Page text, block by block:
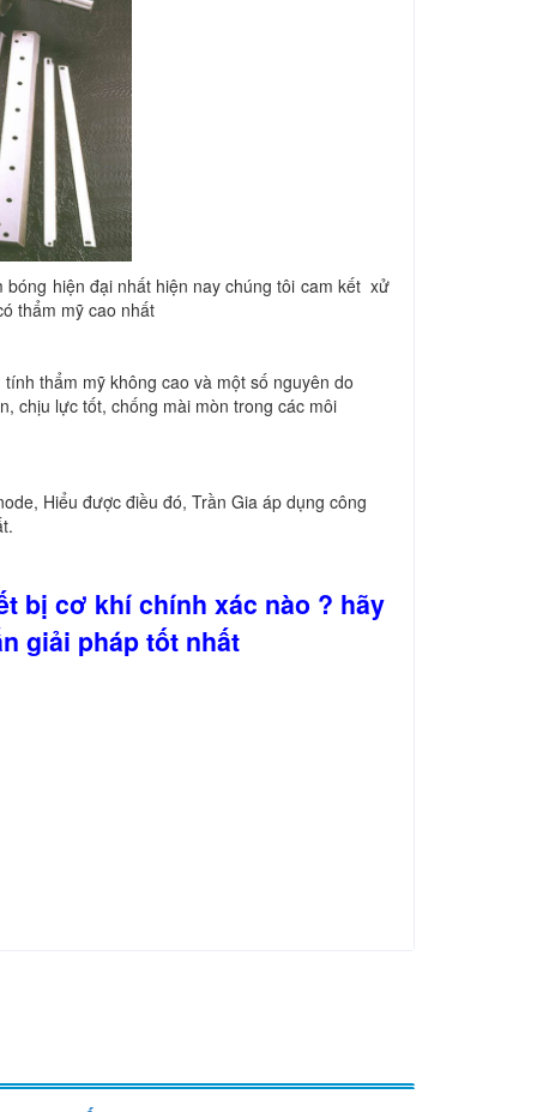
hiện đại nhất hiện nay chúng tôi cam kết xử
thẩm mỹ cao nhất
thẩm mỹ không cao và một số nguyên do
chịu lực tốt, chống mài mòn trong các môi
Hiểu được điều đó, Trần Gia áp dụng công
bị cơ khí chính xác nào ? hãy
giải pháp tốt nhất